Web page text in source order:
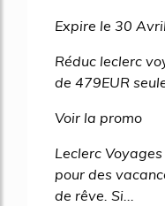
Expire le 30
Réduc leclerc
de 479EUR
Voir la promo
Leclerc
pour des
de rêve. Si...